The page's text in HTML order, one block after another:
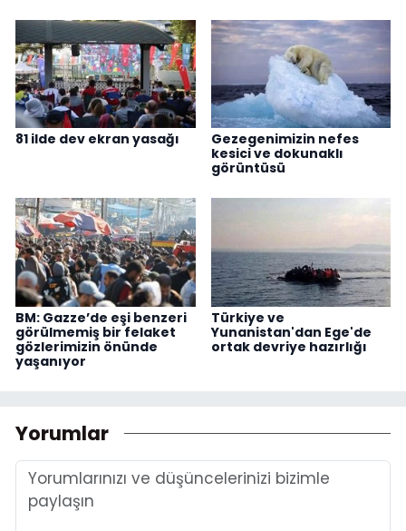
81 ilde dev ekran yasağı
Gezegenimizin nefes
kesici ve dokunaklı
görüntüsü
BM: Gazze’de eşi benzeri
görülmemiş bir felaket
gözlerimizin önünde
yaşanıyor
Türkiye ve
Yunanistan'dan Ege'de
ortak devriye hazırlığı
Yorumlar